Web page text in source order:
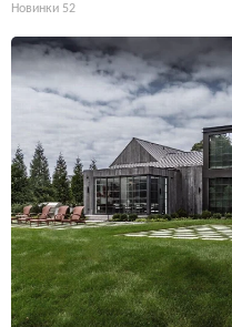
Новинки 52